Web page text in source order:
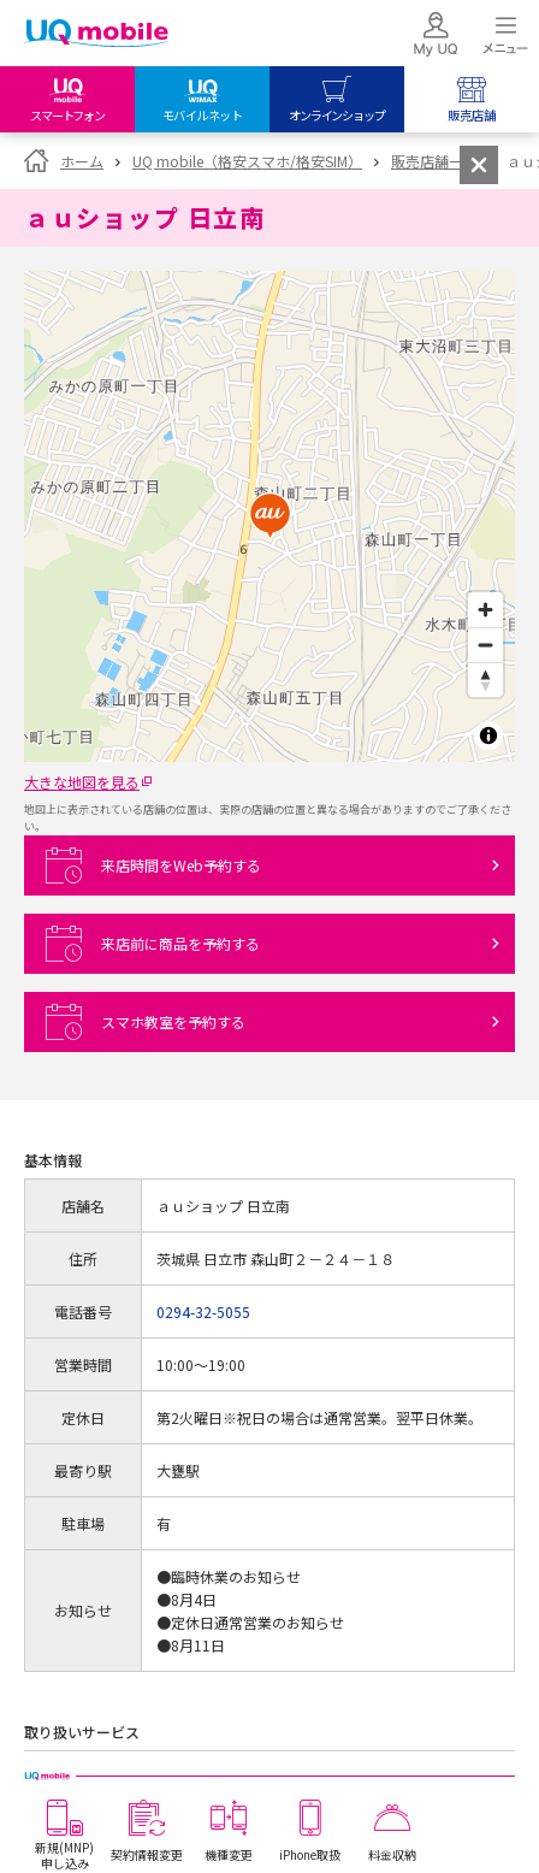
スマートフォン モバイルネット オンラインショップ 販売店舗
my UQ WiMAX
UQ WiMAX ご契約の方
My UQ mobile
UQ mobile
データチャージサイト
UQ mobile
オンラインショップ
UQ WiMAX
UQ mobile
販売店舗
UQ WiMAX
ホーム UQ mobile（格安スマホ/格安SIM） 販売店舗一覧 ａ
ａｕショップ 日立南
大きな地図を見る
地図上に表示されている店舗の位置は、実際の店舗の位置と異なる場合がありますのでご了承くださ
い。
来店時間をWeb予約する
来店前に商品を予約する
スマホ教室を予約する
基本情報
店舗名 ａｕショップ 日立南
住所 茨城県 日立市 森山町２－２４－１８
電話番号 0294-32-5055
営業時間 10:00～19:00
定休日 第2火曜日※祝日の場合は通常営業。翌平日休業。
最寄り駅 大甕駅
駐車場 有
お知らせ
●臨時休業のお知らせ
●8月4日
●定休日通常営業のお知らせ
●8月11日
取り扱いサービス
新規(MNP)
申し込み
契約情報変更 機種変更 iPhone取扱 料金収納